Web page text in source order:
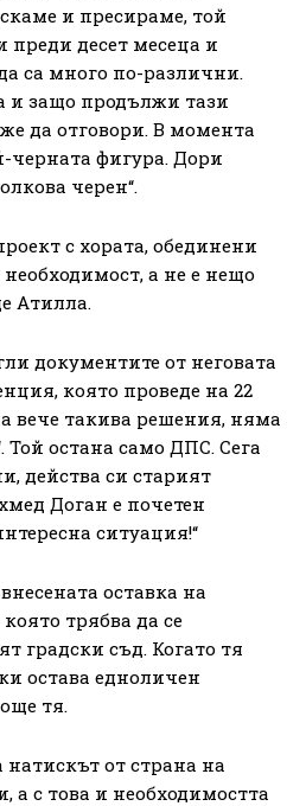
и пресираме, той
десет месеца и
са много по-различни.
и защо продължи тази
да отговори. В момента
черната фигура. Дори
черен“.
с хората, обединени
а не е нещо
Атилла.
документите от неговата
която проведе на 22
вече такива решения, няма
Той остана само ДПС. Сега
действа си старият
Доган е почетен
ситуация!“
оставка на
трябва да се
градски съд. Когато тя
остава едноличен
тя.
от страна на
а с това и необходимостта